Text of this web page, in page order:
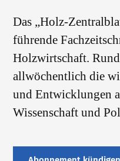
Das „Holz-
führende
Holzwirtschaft.
allwöchentlich die
und Entwicklungen
Wissenschaft und